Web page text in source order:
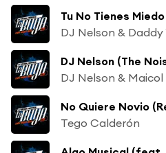
Tu No Tienes Miedo
DJ Nelson & Daddy
DJ Nelson (The
DJ Nelson & Maicol
Tego Calderón